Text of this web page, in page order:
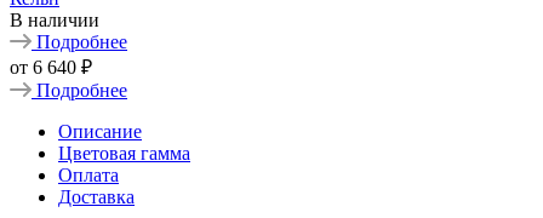
В наличии
Подробнее
от 6 640 ₽
Подробнее
Описание
Цветовая гамма
Оплата
Доставка